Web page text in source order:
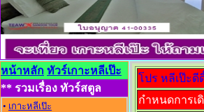
หน้าหลัก ทัวร์เกาะหลีเป๊ะ
** รวมเรื่อง ทัวร์สตูล
• เกาะหลีเป๊ะ
โปร หลีเป๊ะ
กำหนดการเ